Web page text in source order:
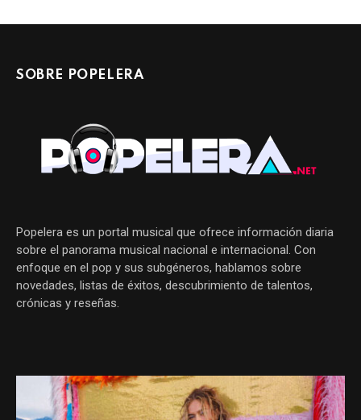
SOBRE POPELERA
Popelera es un portal musical que ofrece información diaria
sobre el panorama musical nacional e internacional. Con
enfoque en el pop y sus subgéneros, hablamos sobre
novedades, listas de éxitos, descubrimiento de talentos,
crónicas y reseñas.